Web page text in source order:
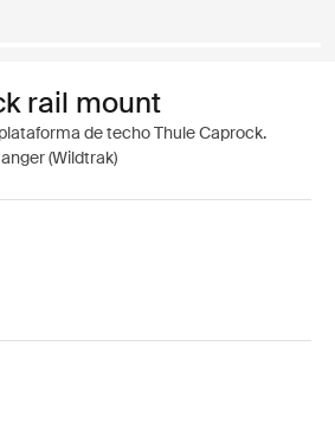
rail mount
de techo Thule Caprock.
(Wildtrak)
Negro (selected)